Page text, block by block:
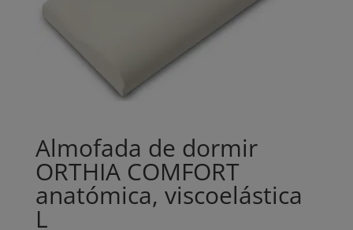
Almofada de dormir
ORTHIA COMFORT
anatómica, viscoelástica
L